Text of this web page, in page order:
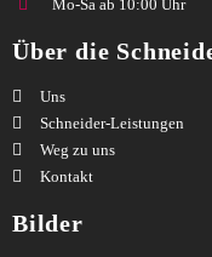
Mo-Sa ab 10:00 Uhr
Über die
Uns
Schneider-Leistungen
Weg zu uns
Kontakt
Bilder